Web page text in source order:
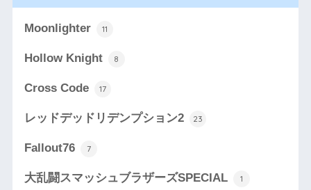
Moonlighter 11
Hollow Knight 8
Cross Code 17
レッドデッドリデンプション2 23
Fallout76 7
大乱闘スマッシュブラザーズSPECIAL 1